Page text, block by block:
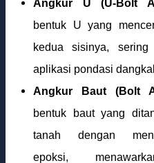
Angkur U (U-Bolt
bentuk U yang
kedua sisinya,
aplikasi pondasi
Angkur Baut (Bolt
bentuk baut yang
tanah dengan
epoksi,